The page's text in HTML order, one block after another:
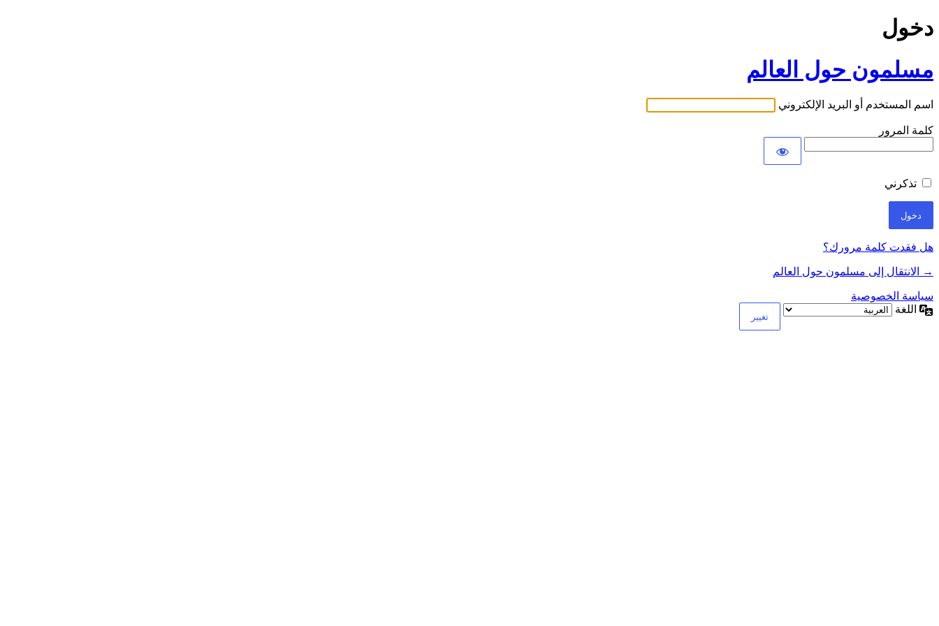
دخول
مسلمون حول العالم
اسم المستخدم أو البريد الإلكتروني
كلمة المرور
تذكرني
هل فقدت كلمة مرورك؟
→ الانتقال إلى مسلمون حول العالم
سياسة الخصوصية
اللغة